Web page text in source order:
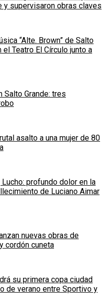
y supervisaron obras claves
“Alte. Brown” de Salto
el Teatro El Círculo junto a
Salto Grande: tres
asalto a una mujer de 80
profundo dolor en la
de Luciano Aimar
nuevas obras de
cordón cuneta
su primera copa ciudad
de verano entre Sportivo y